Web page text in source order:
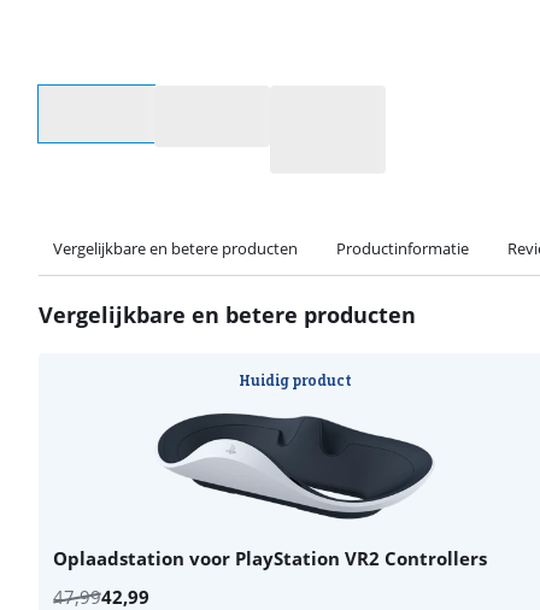
Vergelijkbare en betere producten Productinformatie
Vergelijkbare en betere producten
Huidig product
Oplaadstation voor PlayStation VR2 Controllers
47,9942,99